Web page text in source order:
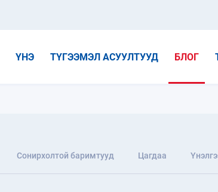
ҮНЭ ТҮГЭЭМЭЛ АСУУЛТУУД БЛОГ
Сонирхолтой баримтууд Цагдаа